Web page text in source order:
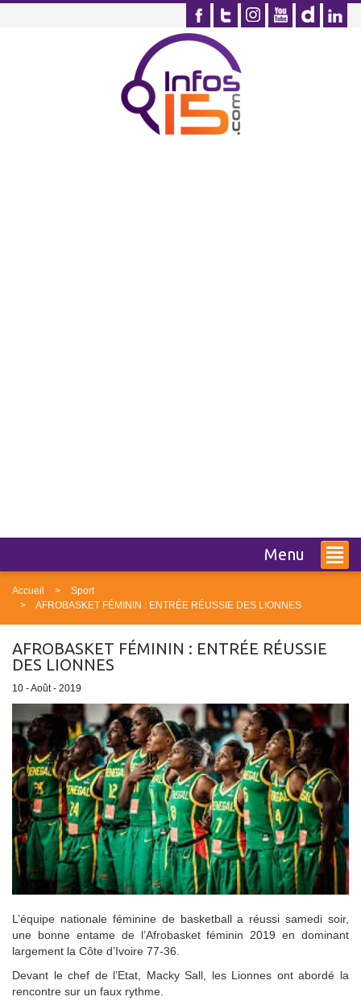
Menu
Accueil
Sport
AFROBASKET FÉMININ : ENTRÉE RÉUSSIE DES LIONNES
AFROBASKET FÉMININ : ENTRÉE RÉUSSIE
DES LIONNES
10 - Août - 2019
L’équipe nationale féminine de basketball a réussi samedi soir,
une bonne entame de l’Afrobasket féminin 2019 en dominant
largement la Côte d’Ivoire 77-36.
Devant le chef de l’Etat, Macky Sall, les Lionnes ont abordé la
rencontre sur un faux rythme.